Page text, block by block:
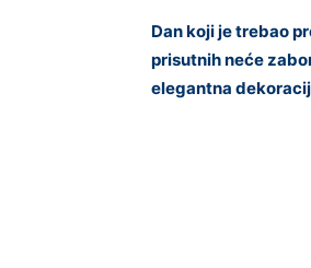
Dan koji je trebao
prisutnih neće
elegantna